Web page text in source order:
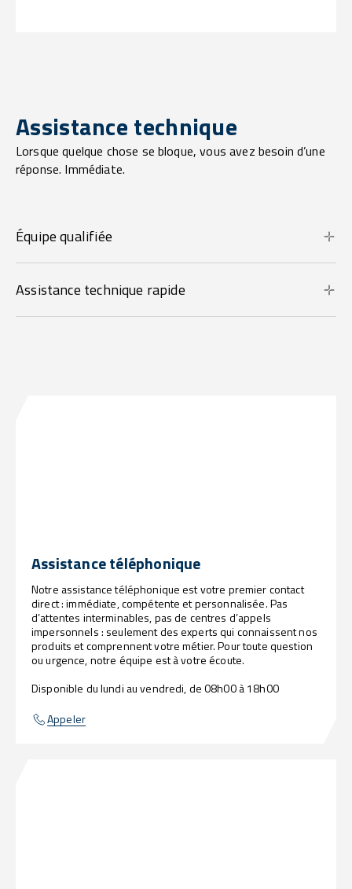
Assistance technique
Lorsque quelque chose se bloque, vous avez besoin d’une
réponse. Immédiate.
Équipe qualifiée
Assistance technique rapide
Assistance téléphonique
Notre assistance téléphonique est votre premier contact
direct : immédiate, compétente et personnalisée. Pas
d’attentes interminables, pas de centres d’appels
impersonnels : seulement des experts qui connaissent nos
produits et comprennent votre métier. Pour toute question
ou urgence, notre équipe est à votre écoute.
Disponible du lundi au vendredi, de 08h00 à 18h00
Appeler